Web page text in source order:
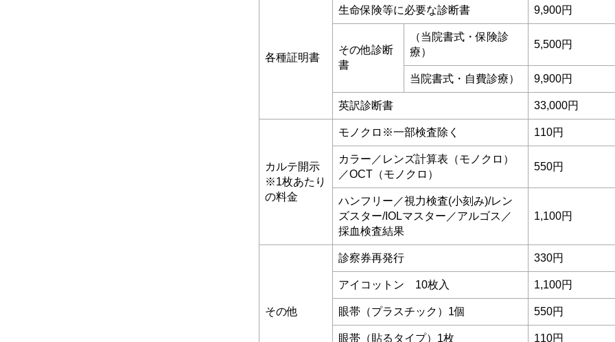
各種証明書
生命保険等に必要な診断書 9,900円
その他診断
書
（当院書式・保険診
療）
5,500円
当院書式・自費診療） 9,900円
英訳診断書 33,000円
カルテ開示
※1枚あたり
の料金
モノクロ※一部検査除く 110円
カラー／レンズ計算表（モノクロ）
／OCT（モノクロ）
550円
ハンフリー／視力検査(小刻み)/レン
ズスター/IOLマスター／アルゴス／
採血検査結果
1,100円
その他
診察券再発行 330円
アイコットン 10枚入 1,100円
眼帯（プラスチック）1個 550円
眼帯（貼るタイプ）1枚 110円